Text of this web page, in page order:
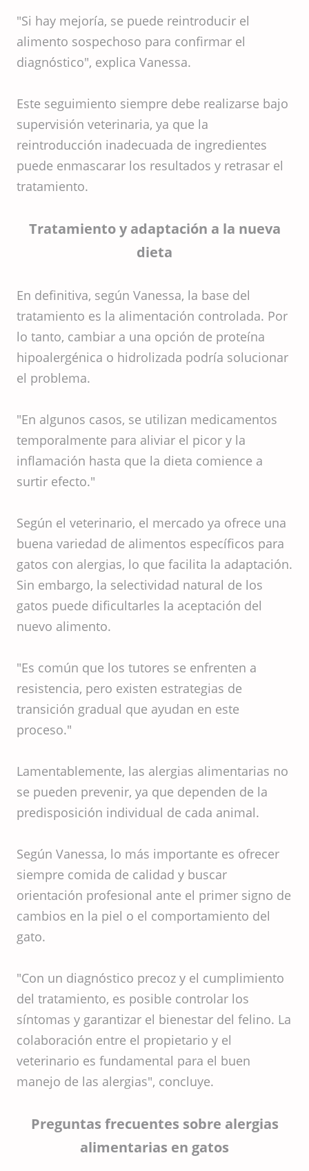
"Si hay mejoría, se puede reintroducir el
alimento sospechoso para confirmar el
diagnóstico", explica Vanessa.
Este seguimiento siempre debe realizarse bajo
supervisión veterinaria, ya que la
reintroducción inadecuada de ingredientes
puede enmascarar los resultados y retrasar el
tratamiento.
Tratamiento y adaptación a la nueva
dieta
En definitiva, según Vanessa, la base del
tratamiento es la alimentación controlada. Por
lo tanto, cambiar a una opción de proteína
hipoalergénica o hidrolizada podría solucionar
el problema.
"En algunos casos, se utilizan medicamentos
temporalmente para aliviar el picor y la
inflamación hasta que la dieta comience a
surtir efecto."
Según el veterinario, el mercado ya ofrece una
buena variedad de alimentos específicos para
gatos con alergias, lo que facilita la adaptación.
Sin embargo, la selectividad natural de los
gatos puede dificultarles la aceptación del
nuevo alimento.
"Es común que los tutores se enfrenten a
resistencia, pero existen estrategias de
transición gradual que ayudan en este
proceso."
Lamentablemente, las alergias alimentarias no
se pueden prevenir, ya que dependen de la
predisposición individual de cada animal.
Según Vanessa, lo más importante es ofrecer
siempre comida de calidad y buscar
orientación profesional ante el primer signo de
cambios en la piel o el comportamiento del
gato.
"Con un diagnóstico precoz y el cumplimiento
del tratamiento, es posible controlar los
síntomas y garantizar el bienestar del felino. La
colaboración entre el propietario y el
veterinario es fundamental para el buen
manejo de las alergias", concluye.
Preguntas frecuentes sobre alergias
alimentarias en gatos